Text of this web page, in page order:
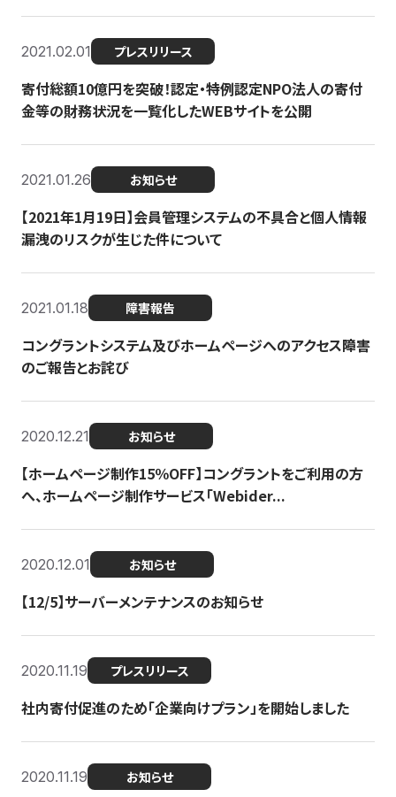
2021.02.01 プレスリリース
寄付総額10億円を突破！認定・特例認定NPO法人の寄付
金等の財務状況を一覧化したWEBサイトを公開
2021.01.26 お知らせ
【2021年1月19日】会員管理システムの不具合と個人情報
漏洩のリスクが生じた件について
2021.01.18 障害報告
コングラントシステム及びホームページへのアクセス障害
のご報告とお詫び
2020.12.21 お知らせ
【ホームページ制作15％OFF】コングラントをご利用の方
へ、ホームページ制作サービス「Webider...
2020.12.01 お知らせ
【12/5】サーバーメンテナンスのお知らせ
2020.11.19 プレスリリース
社内寄付促進のため「企業向けプラン」を開始しました
2020.11.19 お知らせ